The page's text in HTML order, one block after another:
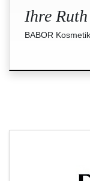
Ihre
BABOR